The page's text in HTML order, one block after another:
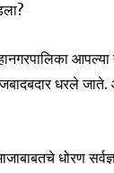
आपल्या
धरले
धोरण